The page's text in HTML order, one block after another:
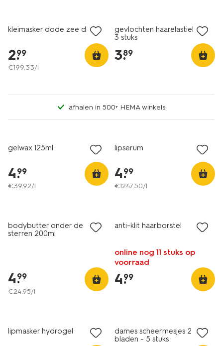
kleimasker dode zee detox
2.
99
€199.33/l
gevlochten haarelastieken -
3 stuks
3.
89
afhalen in 500+ HEMA winkels
gelwax 125ml
4.
99
€39.92/l
lipserum
4.
99
€1247.50/l
bodybutter onder de
sterren 200ml
4.
99
€24.95/l
anti-klit haarborstel
online nog 11 stuks op
voorraad
4.
99
lipmasker hydrogel
dames scheermesjes 2
bladen - 5 stuks